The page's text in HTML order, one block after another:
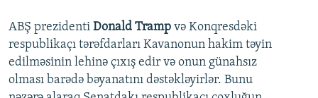
ABŞ prezidenti Donald Tramp və Konqresdəki
respublikaçı tərəfdarları Kavanonun hakim təyin
edilməsinin lehinə çıxış edir və onun günahsız
olması barədə bəyanatını dəstəkləyirlər. Bunu